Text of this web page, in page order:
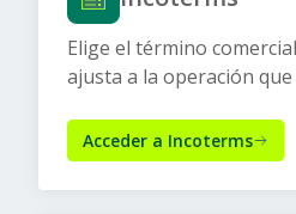
Elige el término
ajusta a la operación
Acceder a Incoterms